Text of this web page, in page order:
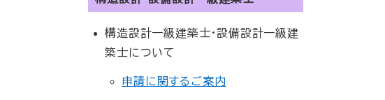
構造設計一級建築士・設備設計一級建
築士について
申請に関するご案内